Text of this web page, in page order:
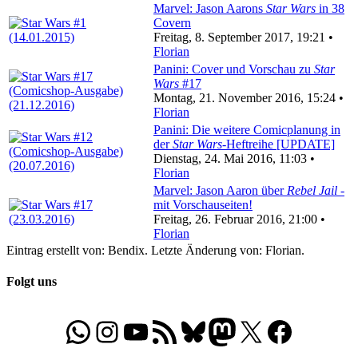
Marvel: Jason Aarons Star Wars in 38
Covern
Freitag, 8. September 2017, 19:21 •
Florian
Panini: Cover und Vorschau zu Star
Wars #17
Montag, 21. November 2016, 15:24 •
Florian
Panini: Die weitere Comicplanung in
derStar Wars-Heftreihe [UPDATE]
Dienstag, 24. Mai 2016, 11:03 •
Florian
Marvel: Jason Aaron über Rebel Jail -
mit Vorschauseiten!
Freitag, 26. Februar 2016, 21:00 •
Florian
Eintrag erstellt von: Bendix. Letzte Änderung von: Florian.
Folgt uns
WhatsApp
Folgt uns auf Instagram
Besucht unseren YouTube-Kanal
RSS-FeedBluesky
Folgt uns auf Mastodon
X Folgt uns auf